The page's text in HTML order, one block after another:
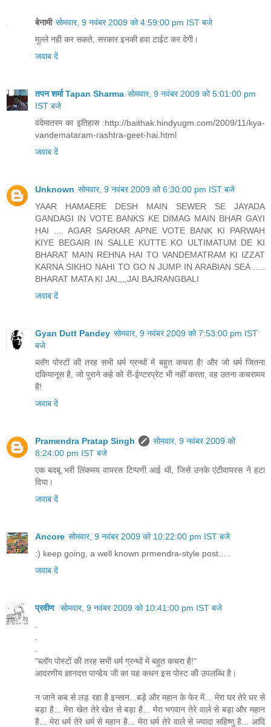
बेनामी सोमवार, 9 नवंबर 2009 को 4:59:00 pm IST बजे
मुल्‍ले नही कर सकते, सरकार इनकी हवा टाईट कर देगी।
जवाब दें
तपन शर्मा Tapan Sharma सोमवार, 9 नवंबर 2009 को 5:01:00 pm
IST बजे
वंदेमातरम का इतिहास :http://baithak.hindyugm.com/2009/11/kya-
vandemataram-rashtra-geet-hai.html
जवाब दें
Unknown सोमवार, 9 नवंबर 2009 को 6:30:00 pm IST बजे
YAAR HAMAERE DESH MAIN SEWER SE JAYADA
GANDAGI IN VOTE BANKS KE DIMAG MAIN BHAR GAYI
HAI .... AGAR SARKAR APNE VOTE BANK KI PARWAH
KIYE BEGAIR IN SALLE KUTTE KO ULTIMATUM DE KI
BHARAT MAIN REHNA HAI TO VANDEMATRAM KI IZZAT
KARNA SIKHO NAHI TO GO N JUMP IN ARABIAN SEA .....
BHARAT MATA KI JAI,,,,JAI BAJRANGBALI
जवाब दें
Gyan Dutt Pandey सोमवार, 9 नवंबर 2009 को 7:53:00 pm IST
बजे
ब्लॉग पोस्टों की तरह सभी धर्म ग्रन्थों में बहुत कचरा है! और जो धर्म जितना
दकियानूस है, जो पुराने कहे को री-ईण्टरप्रेट भी नहीं करता, वह उतना कचरामय
है!
जवाब दें
Pramendra Pratap Singh
सोमवार, 9 नवंबर 2009 को
8:24:00 pm IST बजे
एक बदबू भरी लिंकमय वायरस टिप्‍पणी आई थी, जिसे उनके ए‍ंटीवायरस ने हटा
दिया।
जवाब दें
Ancore सोमवार, 9 नवंबर 2009 को 10:22:00 pm IST बजे
:) keep going, a well known prmendra-style post.....
जवाब दें
प्रवीण सोमवार, 9 नवंबर 2009 को 10:41:00 pm IST बजे
"ब्लॉग पोस्टों की तरह सभी धर्म ग्रन्थों में बहुत कचरा है!"
आदरणीय ज्ञानदत्त पान्डेय जी का यह कथन इस पोस्ट की उपलब्धि है।
न जाने कब से लड़ रहा है इन्सान...बड़े और महान के फेर में... मेरा घर तेरे घर से
बड़ा है... मेरा खेत तेरे खेत से बड़ा है... मेरा भगवान तेरे वाले से बड़ा और महान
है... मेरा धर्म तेरे धर्म से महान है... मेरा धर्म तेरे वाले से ज्यादा सहिष्णु है... आदि